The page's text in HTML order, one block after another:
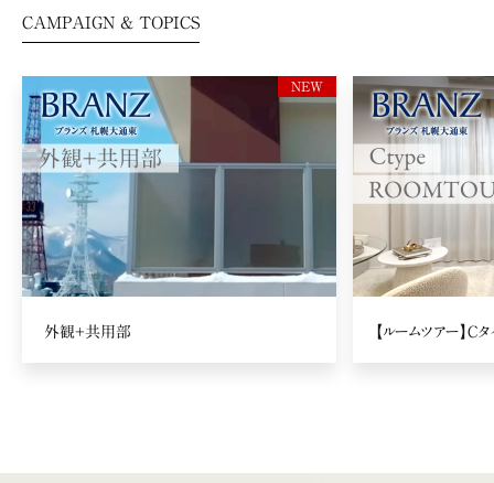
CAMPAIGN & TOPICS
外観+共用部 【ルームツアー】Cタ